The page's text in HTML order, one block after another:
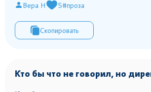
Вера Н 5#проза
Скопировать
Кто бы что не говорил, но